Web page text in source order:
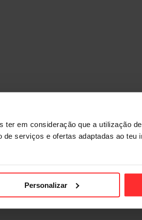
ter em consideração que a utilização
serviços e ofertas adaptadas ao teu
Personalizar